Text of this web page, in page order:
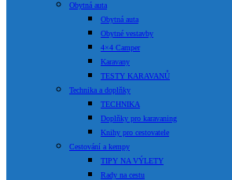
Obytná auta
Obytná auta
Obytné vestavby
4×4 Camper
Karavany
TESTY KARAVANŮ
Technika a doplňky
TECHNIKA
Doplňky pro karavaning
Knihy pro cestovatele
Cestování a kempy
TIPY NA VÝLETY
Rady na cestu